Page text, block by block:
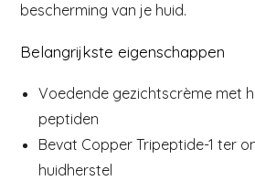
bescherming van je huid.
Belangrijkste eigenschappen
Voedende gezichtscrème met
peptiden
Bevat Copper Tripeptide-1 ter
huidherstel